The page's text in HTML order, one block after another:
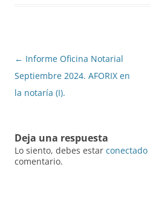
Navegación
de
entradas
← Informe Oficina Notarial
Septiembre 2024. AFORIX en
la notaría (I).
Deja una respuesta
Lo siento, debes estar conectado
comentario.